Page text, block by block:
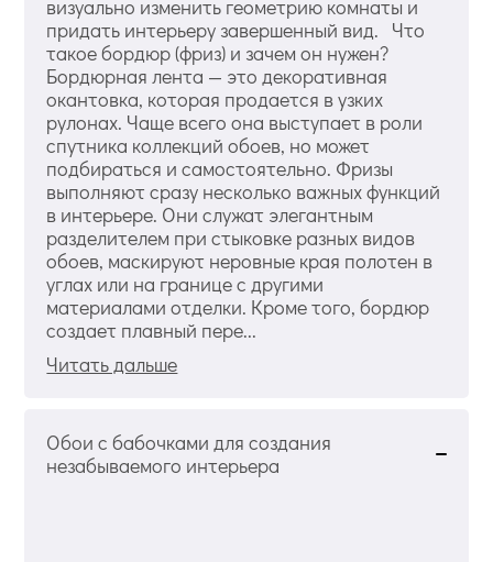
визуально изменить геометрию комнаты и
придать интерьеру завершенный вид. Что
такое бордюр (фриз) и зачем он нужен?
Бордюрная лента — это декоративная
окантовка, которая продается в узких
рулонах. Чаще всего она выступает в роли
спутника коллекций обоев, но может
подбираться и самостоятельно. Фризы
выполняют сразу несколько важных функций
в интерьере. Они служат элегантным
разделителем при стыковке разных видов
обоев, маскируют неровные края полотен в
углах или на границе с другими
материалами отделки. Кроме того, бордюр
создает плавный пере...
Читать дальше
Обои с бабочками для создания
незабываемого интерьера